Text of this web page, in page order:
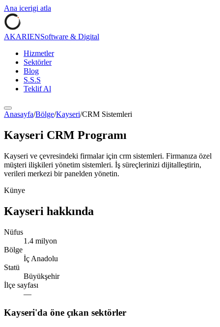
Ana icerigi atla
AKARIENSoftware & Digital
Hizmetler
Sektörler
Blog
S.S.S
Teklif Al
Anasayfa/Bölge/Kayseri/CRM Sistemleri
Kayseri CRM Programı
Kayseri ve çevresindeki firmalar için crm sistemleri. Firmanıza özel
müşteri ilişkileri yönetim sistemleri. İş süreçlerinizi dijitalleştirin,
verileri merkezi bir panelden yönetin.
Künye
Kayseri hakkında
Nüfus
1.4 milyon
Bölge
İç Anadolu
Statü
Büyükşehir
İlçe sayfası
—
Kayseri'da öne çıkan sektörler